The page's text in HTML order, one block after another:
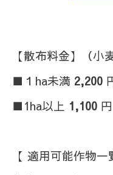
【散布料金】（小
■１ha未満 2,200
■1ha以上 1,100
【 適用可能作物一